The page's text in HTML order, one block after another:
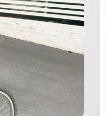
L’échelle
Réponses
Les enfants
Des
La raison